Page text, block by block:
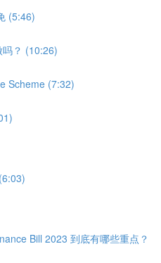
(5:46)
吗？ (10:26)
Scheme (7:32)
Bill 2023 到底有哪些重点？